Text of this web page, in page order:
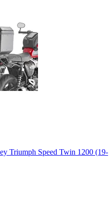
Triumph Speed Twin 1200 (19-